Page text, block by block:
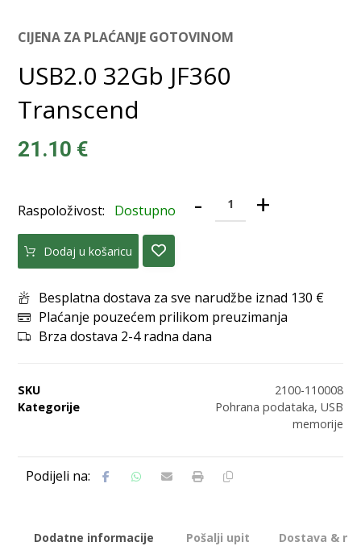
CIJENA ZA PLAĆANJE GOTOVINOM
USB2.0 32Gb JF360
Transcend
21.10 €
Raspoloživost: Dostupno - +
Dodaj u košaricu
Besplatna dostava za sve narudžbe iznad 130 €
Plaćanje pouzećem prilikom preuzimanja
Brza dostava 2-4 radna dana
SKU
2100-110008
Kategorije
Pohrana podataka, USB
memorije
Dodatne informacije Pošalji upit Dostava &